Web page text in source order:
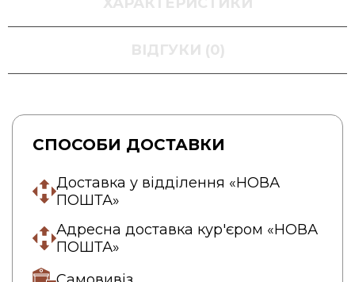
ВІДГУКИ (0)
СПОСОБИ ДОСТАВКИ
Доставка у відділення «НОВА
ПОШТА»
Адресна доставка кур'єром «НОВА
ПОШТА»